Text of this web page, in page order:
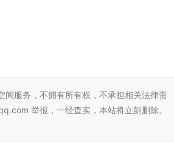
服务，不拥有所有权，不承担相关法律责
举报，一经查实，本站将立刻删除。